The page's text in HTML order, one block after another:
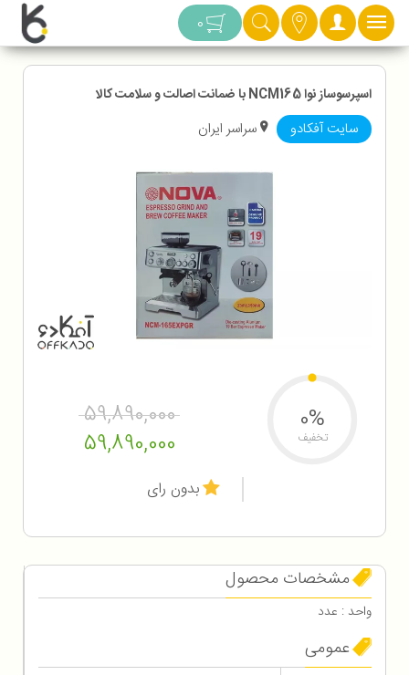
دسته بندی 0
اسپرسوساز نوا NCM165 با ضمانت اصالت و سلامت کالا
سایت آفکادو سراسر ایران
59,890,000
59,890,000
0%
تخفیف
بدون رای
مشخصات محصول
واحد : عدد
عمومی